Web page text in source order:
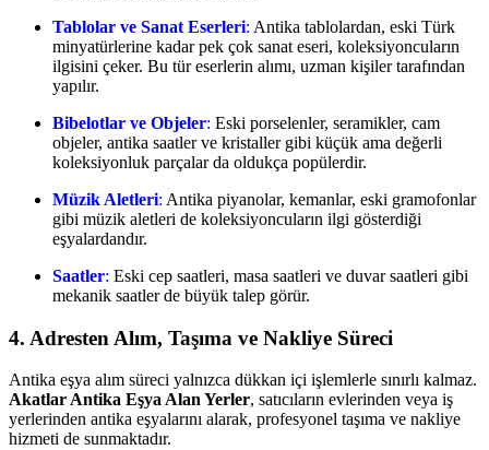
Tablolar ve Sanat Eserleri: Antika tablolardan, eski Türk
minyatürlerine kadar pek çok sanat eseri, koleksiyoncuların
ilgisini çeker. Bu tür eserlerin alımı, uzman kişiler tarafından
yapılır.
Bibelotlar ve Objeler: Eski porselenler, seramikler, cam
objeler, antika saatler ve kristaller gibi küçük ama değerli
koleksiyonluk parçalar da oldukça popülerdir.
Müzik Aletleri: Antika piyanolar, kemanlar, eski gramofonlar
gibi müzik aletleri de koleksiyoncuların ilgi gösterdiği
eşyalardandır.
Saatler: Eski cep saatleri, masa saatleri ve duvar saatleri gibi
mekanik saatler de büyük talep görür.
4. Adresten Alım, Taşıma ve Nakliye Süreci
Antika eşya alım süreci yalnızca dükkan içi işlemlerle sınırlı kalmaz.
Akatlar Antika Eşya Alan Yerler, satıcıların evlerinden veya iş
yerlerinden antika eşyalarını alarak, profesyonel taşıma ve nakliye
hizmeti de sunmaktadır.